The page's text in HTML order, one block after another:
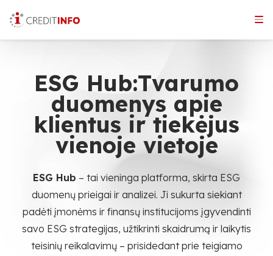
the
ESG Hub:Tvarumo
duomenys apie
klientus ir tiekėjus
vienoje vietoje
ESG Hub – tai vieninga platforma, skirta ESG
duomenų prieigai ir analizei. Ji sukurta siekiant
padėti įmonėms ir finansų institucijoms įgyvendinti
savo ESG strategijas, užtikrinti skaidrumą ir laikytis
teisinių reikalavimų – prisidedant prie teigiamo